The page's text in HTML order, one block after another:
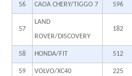
56 CAOA CHERY/TIGGO 7 596
57
LAND
ROVER/DISCOVERY
182
58 HONDA/FIT 512
59 VOLVO/XC40 225